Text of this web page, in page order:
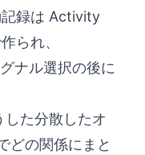
録は Activity
られ、
ナル選択の後に
た分散したオ
どの関係にまと